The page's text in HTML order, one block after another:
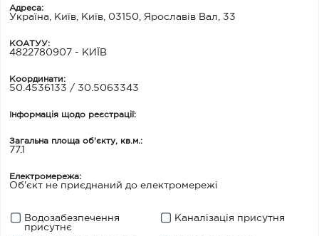
Адреса:
Україна, Київ, Київ, 03150, Ярославів Вал, 33
КОАТУУ:
4822780907 - КИЇВ
Координати:
50.4536133 / 30.5063343
Інформація щодо реєстрації:
Загальна площа об'єкту, кв.м.:
77.1
Електромережа:
Об'єкт не приєднаний до електромережі
Водозабезпечення
присутнє
Каналізація присутня